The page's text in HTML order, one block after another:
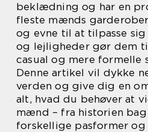
beklædning og har en
fleste mænds
og evne til at tilpasse
og lejligheder gør dem
casual og mere formelle
Denne artikel vil dykke
verden og give dig en
alt, hvad du behøver at
mænd – fra historien
forskellige pasformer